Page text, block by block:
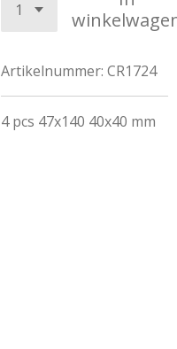
Artikelnummer: CR1724
4 pcs 47x140 40x40 mm